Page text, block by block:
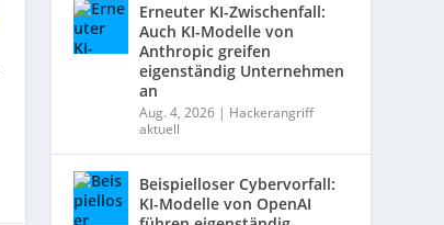
Erneuter KI-Zwischenfall:
Auch KI-Modelle von
Anthropic greifen
eigenständig Unternehmen
an
Aug. 4, 2026 | Hackerangriff
aktuell
Beispielloser Cybervorfall:
KI-Modelle von OpenAI